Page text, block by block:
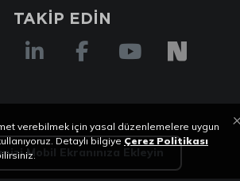
TAKİP EDİN
Mobil Ekranınıza Ekleyin
verebilmek için yasal düzenlemelere uygun
Detaylı bilgiyeÇerez Politikası